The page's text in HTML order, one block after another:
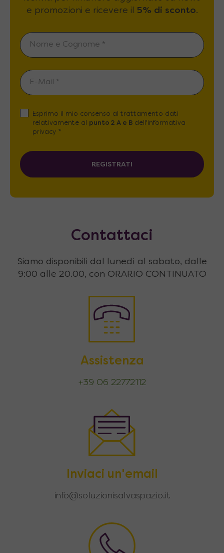
e promozioni e ricevere il 5% di sconto.
Esprimo il mio consenso al trattamento dati
relativamente al
punto 2 A e B dell'informativa
privacy *
REGISTRATI
Contattaci
Siamo disponibili dal lunedì al sabato, dalle
9:00 alle 20.00, con ORARIO CONTINUATO
Assistenza
+39 06 22772112
Inviaci un'email
info@soluzionisalvaspazio.it